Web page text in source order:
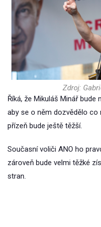
Zdroj:
Říká, že Mikuláš Minář
aby se o něm dozvědělo co
přízeň bude ještě těžší.
Současní voliči ANO ho
zároveň bude velmi těžké
stran.